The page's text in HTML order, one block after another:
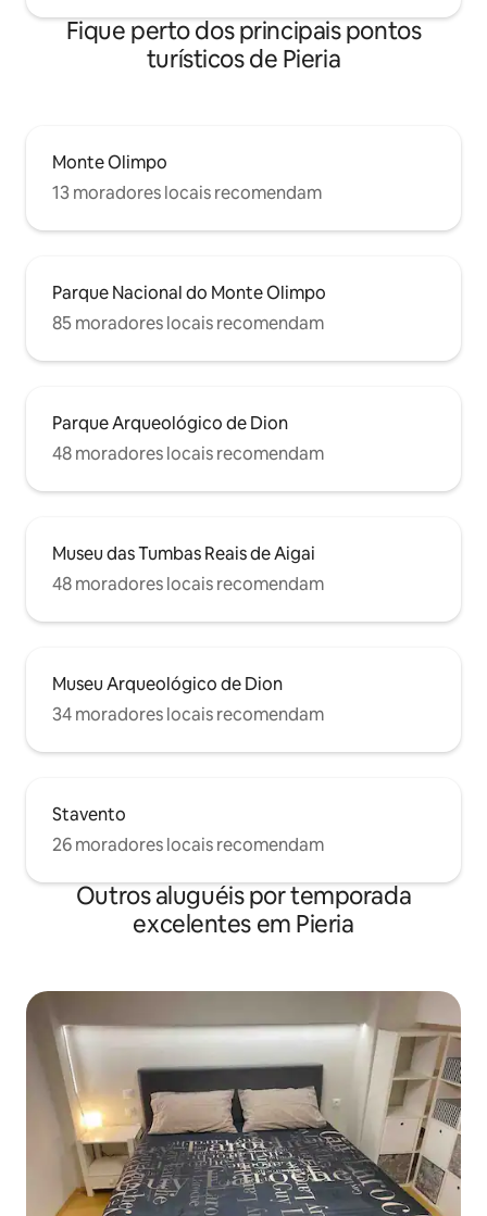
Fique perto dos principais pontos
turísticos de Pieria
Monte Olimpo
13 moradores locais recomendam
Parque Nacional do Monte Olimpo
85 moradores locais recomendam
Parque Arqueológico de Dion
48 moradores locais recomendam
Museu das Tumbas Reais de Aigai
48 moradores locais recomendam
Museu Arqueológico de Dion
34 moradores locais recomendam
Stavento
26 moradores locais recomendam
Outros aluguéis por temporada
excelentes em Pieria